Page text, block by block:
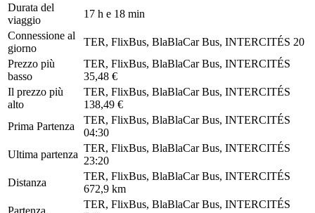
Durata del
viaggio
17 h e 18 min
Connessione al
giorno
TER, FlixBus, BlaBlaCar Bus, INTERCITÉS 20
Prezzo più
basso
TER, FlixBus, BlaBlaCar Bus, INTERCITÉS
35,48 €
Il prezzo più
alto
TER, FlixBus, BlaBlaCar Bus, INTERCITÉS
138,49 €
Prima Partenza
TER, FlixBus, BlaBlaCar Bus, INTERCITÉS
04:30
Ultima partenza
TER, FlixBus, BlaBlaCar Bus, INTERCITÉS
23:20
Distanza
TER, FlixBus, BlaBlaCar Bus, INTERCITÉS
672,9 km
Partenza
TER, FlixBus, BlaBlaCar Bus, INTERCITÉS